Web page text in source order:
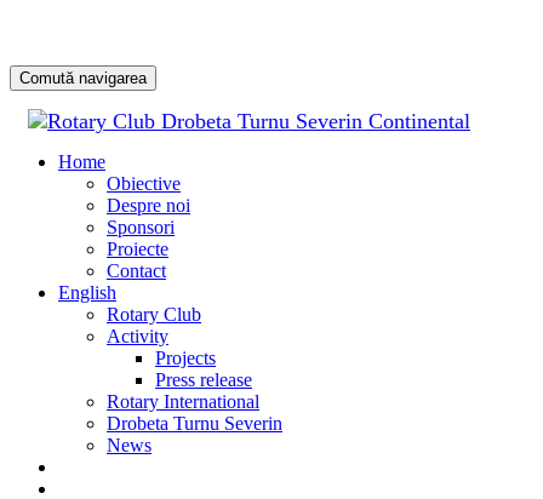
Comută navigarea
Home
Obiective
Despre noi
Sponsori
Proiecte
Contact
English
Rotary Club
Activity
Projects
Press release
Rotary International
Drobeta Turnu Severin
News